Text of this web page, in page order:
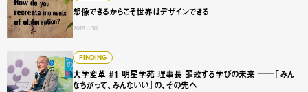
想像できるからこそ世界はデザインできる
2016.11.30
FINDING
大学変革 #1 明星学苑 理事長 謳歌する学びの未来 ──「みん
なちがって、みんないい」の、その先へ
大学変革 #1 明星学苑 理事長 謳歌する学びの未来 ──「み